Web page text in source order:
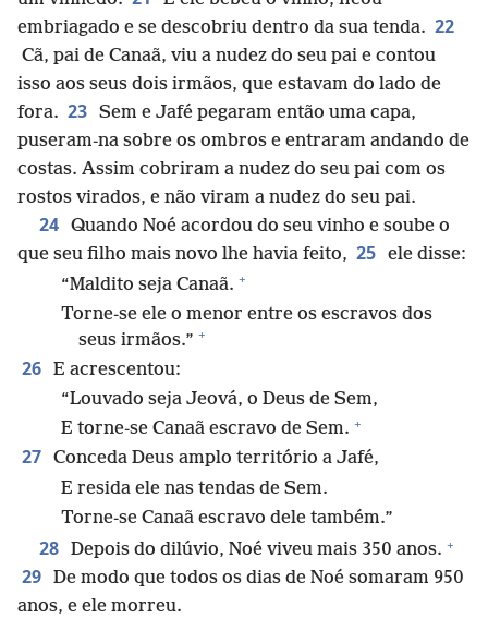
embriagado e se descobriu dentro da sua tenda. 22
Cã, pai de Canaã, viu a nudez do seu pai e contou
isso aos seus dois irmãos, que estavam do lado de
fora. 23 Sem e Jafé pegaram então uma capa,
puseram-na sobre os ombros e entraram andando de
costas. Assim cobriram a nudez do seu pai com os
rostos virados, e não viram a nudez do seu pai.
24 Quando Noé acordou do seu vinho e soube o
que seu filho mais novo lhe havia feito, 25 ele disse:
“Maldito seja Canaã. +
Torne-se ele o menor entre os escravos dos
seus irmãos.” +
26 E acrescentou:
“Louvado seja Jeová, o Deus de Sem,
E torne-se Canaã escravo de Sem. +
27 Conceda Deus amplo território a Jafé,
E resida ele nas tendas de Sem.
Torne-se Canaã escravo dele também.”
28 Depois do dilúvio, Noé viveu mais 350 anos. +
29 De modo que todos os dias de Noé somaram 950
anos, e ele morreu.